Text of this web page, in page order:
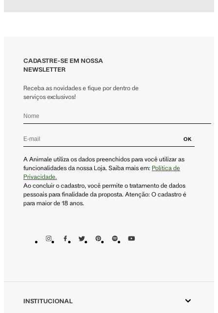
CADASTRE-SE EM NOSSA
NEWSLETTER
Receba as novidades e fique por dentro de
serviços exclusivos!
OK
A Animale utiliza os dados preenchidos para você utilizar as
funcionalidades da nossa Loja. Saiba mais em: Política de
Privacidade.
Ao concluir o cadastro, você permite o tratamento de dados
pessoais para finalidade da proposta. Atenção: O cadastro é
para maior de 18 anos.
INSTITUCIONAL